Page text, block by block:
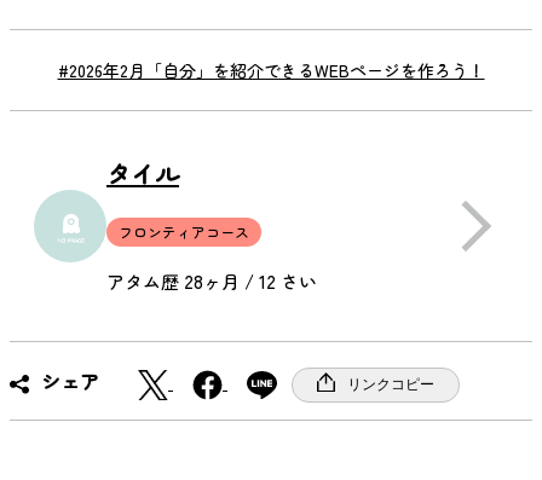
#2026年2月「自分」を紹介できるWEBページを作ろう！
タイル
フロンティアコース
アタム歴 28ヶ月 / 12 さい
シェア
a
c
リンクコピー